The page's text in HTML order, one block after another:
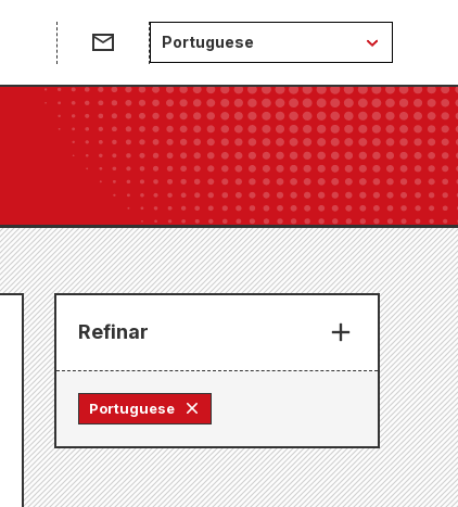
Portuguese
Refinar
Portuguese